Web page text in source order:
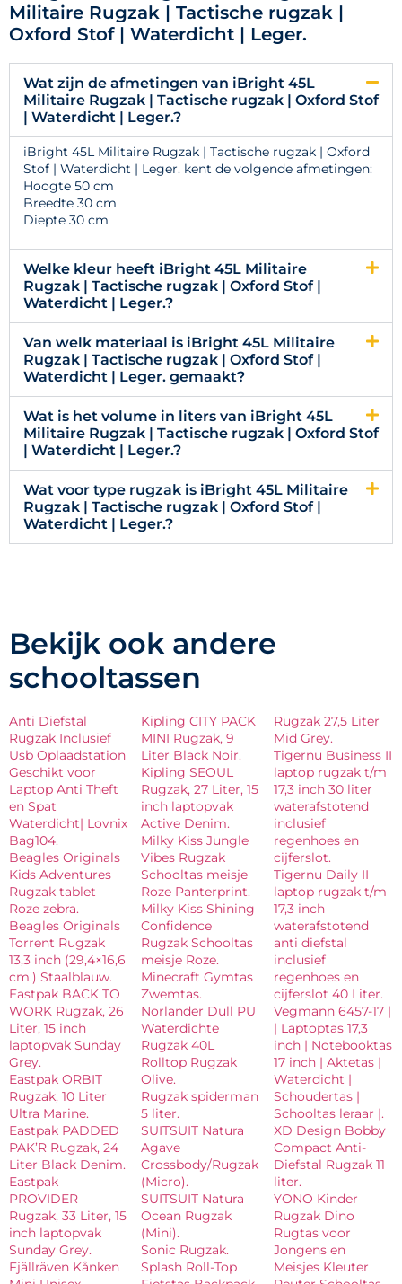
Militaire Rugzak | Tactische rugzak |
Oxford Stof | Waterdicht | Leger.
Wat zijn de afmetingen van iBright 45L
Militaire Rugzak | Tactische rugzak | Oxford Stof
| Waterdicht | Leger.?
iBright 45L Militaire Rugzak | Tactische rugzak | Oxford
Stof | Waterdicht | Leger. kent de volgende afmetingen:
Hoogte 50 cm
Breedte 30 cm
Diepte 30 cm
Welke kleur heeft iBright 45L Militaire
Rugzak | Tactische rugzak | Oxford Stof |
Waterdicht | Leger.?
Van welk materiaal is iBright 45L Militaire
Rugzak | Tactische rugzak | Oxford Stof |
Waterdicht | Leger. gemaakt?
Wat is het volume in liters van iBright 45L
Militaire Rugzak | Tactische rugzak | Oxford Stof
| Waterdicht | Leger.?
Wat voor type rugzak is iBright 45L Militaire
Rugzak | Tactische rugzak | Oxford Stof |
Waterdicht | Leger.?
Bekijk ook andere
schooltassen
Anti Diefstal
Rugzak Inclusief
Usb Oplaadstation
Geschikt voor
Laptop Anti Theft
en Spat
Waterdicht| Lovnix
Bag104.
Beagles Originals
Kids Adventures
Rugzak tablet
Roze zebra.
Beagles Originals
Torrent Rugzak
13,3 inch (29,4×16,6
cm.) Staalblauw.
Eastpak BACK TO
WORK Rugzak, 26
Liter, 15 inch
laptopvak Sunday
Grey.
Eastpak ORBIT
Rugzak, 10 Liter
Ultra Marine.
Eastpak PADDED
PAK’R Rugzak, 24
Liter Black Denim.
Eastpak
PROVIDER
Rugzak, 33 Liter, 15
inch laptopvak
Sunday Grey.
Fjällräven Kånken
Kipling CITY PACK
MINI Rugzak, 9
Liter Black Noir.
Kipling SEOUL
Rugzak, 27 Liter, 15
inch laptopvak
Active Denim.
Milky Kiss Jungle
Vibes Rugzak
Schooltas meisje
Roze Panterprint.
Milky Kiss Shining
Confidence
Rugzak Schooltas
meisje Roze.
Minecraft Gymtas
Zwemtas.
Norlander Dull PU
Waterdichte
Rugzak 40L
Rolltop Rugzak
Olive.
Rugzak spiderman
5 liter.
SUITSUIT Natura
Agave
Crossbody/Rugzak
(Micro).
SUITSUIT Natura
Ocean Rugzak
(Mini).
Sonic Rugzak.
Splash Roll-Top
Rugzak 27,5 Liter
Mid Grey.
Tigernu Business II
laptop rugzak t/m
17,3 inch 30 liter
waterafstotend
inclusief
regenhoes en
cijferslot.
Tigernu Daily II
laptop rugzak t/m
17,3 inch
waterafstotend
anti diefstal
inclusief
regenhoes en
cijferslot 40 Liter.
Vegmann 6457-17 |
| Laptoptas 17,3
inch | Notebooktas
17 inch | Aktetas |
Waterdicht |
Schoudertas |
Schooltas leraar |.
XD Design Bobby
Compact Anti-
Diefstal Rugzak 11
liter.
YONO Kinder
Rugzak Dino
Rugtas voor
Jongens en
Meisjes Kleuter